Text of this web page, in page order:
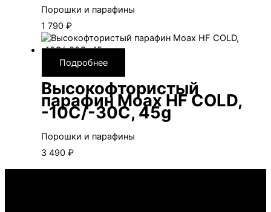
Порошки и парафины
1 790 ₽
Подробнее
Высокофтористый
парафин Moax HF COLD,
-10С/-30С, 45g
Порошки и парафины
3 490 ₽